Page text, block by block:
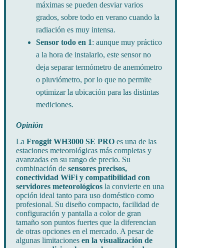
máximas se pueden desviar varios
grados, sobre todo en verano cuando la
radiación es muy intensa.
Sensor todo en 1: aunque muy práctico
a la hora de instalarlo, este sensor no
deja separar termómetro de anemómetro
o pluviómetro, por lo que no permite
optimizar la ubicación para las distintas
mediciones.
Opinión
La Froggit WH3000 SE PRO es una de las
estaciones meteorológicas más completas y
avanzadas en su rango de precio. Su
combinación de sensores precisos,
conectividad WiFi y compatibilidad con
servidores meteorológicos la convierte en una
opción ideal tanto para uso doméstico como
profesional. Su diseño compacto, facilidad de
configuración y pantalla a color de gran
tamaño son puntos fuertes que la diferencian
de otras opciones en el mercado. A pesar de
algunas limitaciones en la visualización de